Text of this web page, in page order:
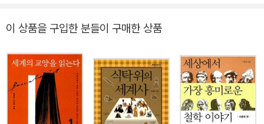
위한 필사책』, 『요즘 어른을 위한 최소한의 맞춤법』, 『소란한 세상에
서 나를 지키는 말습관』 등이 있다.
여러 모습을 솔직하게 관통해 낸다. - 따돌림사회연구모임 친근감과
불쾌감 사이, 거칠고도 익숙한 비속어 세계를 흥미롭게 파헤치다 “정
말 좆같아요!” 친구들이 욕하는 소리를 들으면 기분이 어떠냐는 방송
국 PD의 질문에 해맑게 웃으며 말한 어느 남학생의 답변이다. 10대
들의 언어문화에 대한 우려와 걱정은 어제오늘 일이 아니다. 각종 인
터넷, 방송, SNS 등 다양한 매체의 발달로 무작위한 정보를 여과 없
이 상품을 구입한 분들이 구매한 상품